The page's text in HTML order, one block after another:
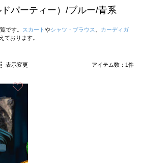
パーティー）/ブルー/青系
です。 スカート やシャツ・ブラウス
カーディガ
ております。
表示変更 アイテム数： 1件